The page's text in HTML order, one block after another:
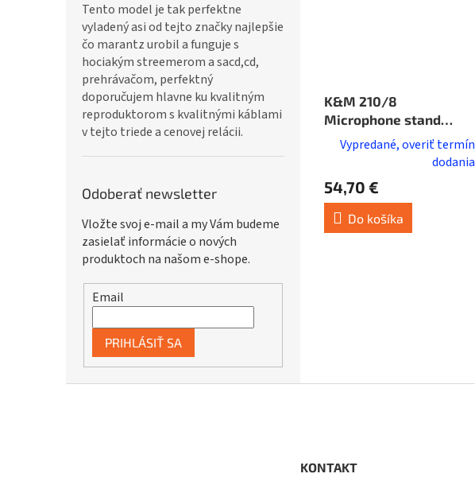
Tento model je tak perfektne
vyladený asi od tejto značky najlepšie
čo marantz urobil a funguje s
hociakým streemerom a sacd,cd,
prehrávačom, perfektný
doporučujem hlavne ku kvalitným
reproduktorom s kvalitnými káblami
v tejto triede a cenovej relácii.
Odoberať newsletter
Vložte svoj e-mail a my Vám budeme
zasielať informácie o nových
produktoch na našom e-shope.
Email
PRIHLÁSIŤ SA
K&M 210/8
Microphone stand
black
Vypredané, overiť termín
dodania
54,70 €
Do košíka
KONTAKT